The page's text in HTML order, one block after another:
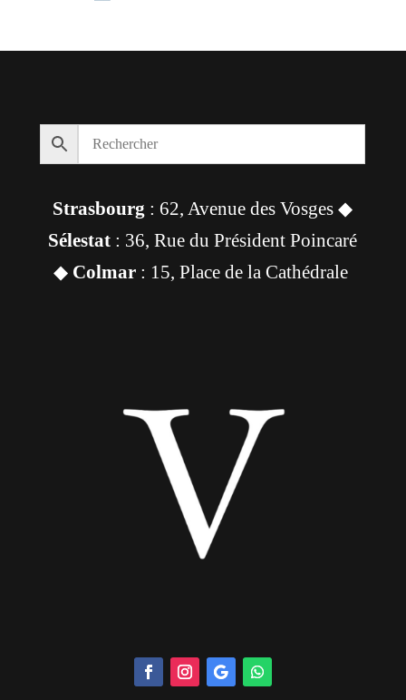
Strasbourg : 62, Avenue des Vosges ◆
Sélestat : 36, Rue du Président Poincaré
◆ Colmar: 15, Place de la Cathédrale